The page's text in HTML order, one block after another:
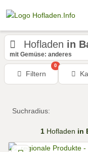
Hofladen in
mit Gemüse: anderes
Filtern
0
Suchradius:
1 Hofladen in